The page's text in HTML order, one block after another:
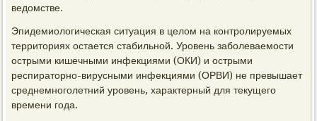
ведомстве.
Эпидемиологическая ситуация в целом на контролируемых
территориях остается стабильной. Уровень заболеваемости
острыми кишечными инфекциями (ОКИ) и острыми
респираторно-вирусными инфекциями (ОРВИ) не превышает
среднемноголетний уровень, характерный для текущего
времени года.